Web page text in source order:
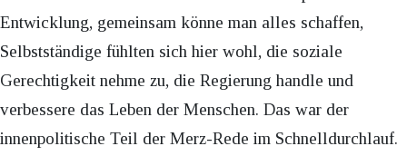
Entwicklung, gemeinsam könne man alles schaffen,
Selbstständige fühlten sich hier wohl, die soziale
Gerechtigkeit nehme zu, die Regierung handle und
verbessere das Leben der Menschen. Das war der
innenpolitische Teil der Merz-Rede im Schnelldurchlauf.